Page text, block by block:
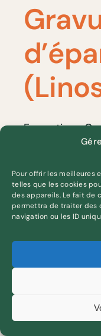
Pour offrir les meilleures
telles que les cookies
des appareils. Le fait de
permettra de traiter des
navigation ou les ID
Formations
ByPierrick|
ses
techniques|